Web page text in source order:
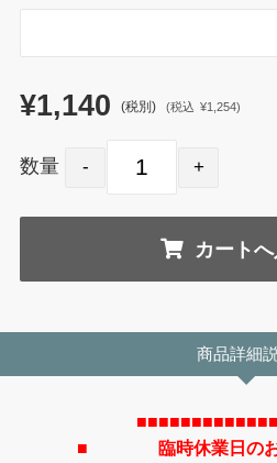
¥1,140 (税別) (税込 ¥1,254)
数量
商品詳細
■ 臨時休業日